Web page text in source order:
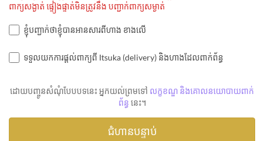
ពាក្យសង្ងាត់ ផ្ទៀងផ្ទាត់មិនត្រូវនឹង បញ្ជាក់ពាក្យសម្ងាត់
ខ្ញុំបញ្ជាក់ថាខ្ញុំបានអានសារពីហាង ខាងលើ
ទទួលយកការផ្តល់ពាក្យពី Itsuka (delivery) និងហាងដែលពាក់ព័ន្ធ
ដោយបញ្ចូនសំណុំបែបបទនេះ អ្នកយល់ព្រមទៅ លក្ខខណ្ឌ និងគោលនយោបាយពាក់
ព័ន្ធ នេះ។